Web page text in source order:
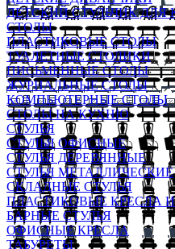
ДЕТСКИЙ СТУЛЬЧИК ДЛЯ
СТОЛЫ
ПЛАСТИКОВЫЕ СТОЛЫ
ТУАЛЕТНЫЕ СТОЛИКИ
ПИСЬМЕННЫЕ СТОЛЫ
ЖУРНАЛЬНЫЕ СТОЛЫ
КОМПЬЮТЕРНЫЕ СТОЛЫ
СТОЛЫ НА КУХНЮ
СТУЛЬЯ
СТУЛЬЯ ОФИСНЫЕ
СТУЛЬЯ ДЕРЕВЯННЫЕ
СТУЛЬЯ МЕТАЛЛИЧЕСКИЕ
СКЛАДНЫЕ СТУЛЬЯ
ПЛАСТИКОВЫЕ КРЕСЛА И
БАРНЫЕ СТУЛЬЯ
ОФИСНЫЕ КРЕСЛА
ТАБУРЕТЫ